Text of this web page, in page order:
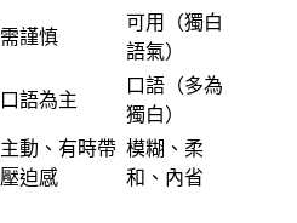
需謹慎
可用（獨白
語氣）
口語為主
口語（多為
獨白）
主動、有時帶
壓迫感
模糊、柔
和、內省